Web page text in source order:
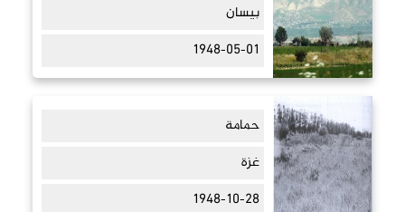
بيسان
1948-05-01
حمامة
غزة
1948-10-28